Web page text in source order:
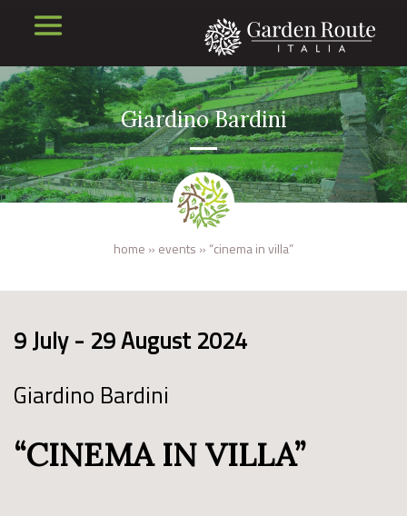
Giardino Bardini
home » events » “cinema in villa”
9 July - 29 August 2024
Giardino Bardini
“CINEMA IN VILLA”